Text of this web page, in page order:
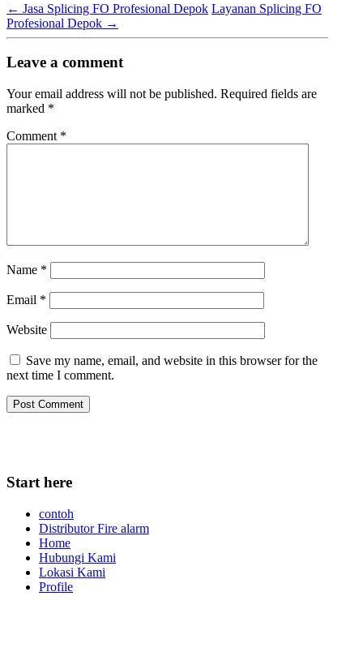
Start here
contoh
Distributor Fire alarm
Home
Hubungi Kami
Lokasi Kami
Profile
← Jasa Splicing FO Profesional Depok Layanan Splicing FO
Profesional Depok →
Leave a comment
Your email address will not be published. Required fields are
marked *
Comment *
Name *
Email *
Website
Save my name, email, and website in this browser for the
next time I comment.